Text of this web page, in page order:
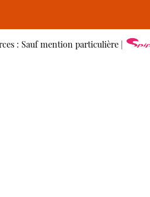
: Sauf mention particulière |